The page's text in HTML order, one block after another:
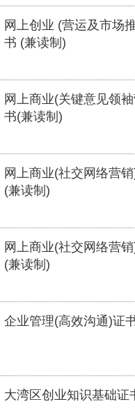
网上创业 (营运及市场
书 (兼读制)
网上商业(关键意见领
书(兼读制)
网上商业(社交网络营
(兼读制)
网上商业(社交网络营
(兼读制)
企业管理(高效沟通)证
大湾区创业知识基础证